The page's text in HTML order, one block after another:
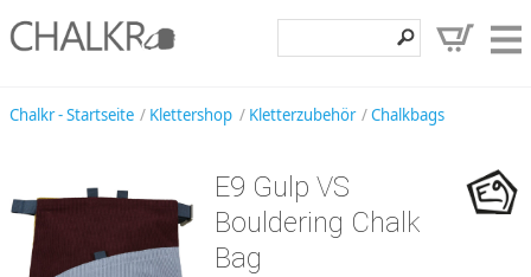
Klettershop
Entdecken
Chalkr - Startseite Klettershop Kletterzubehör Chalkbags
E9 Gulp VS
Bouldering Chalk
Bag